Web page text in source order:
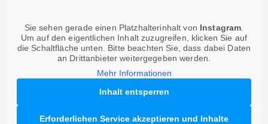
Sie sehen gerade einen Platzhalterinhalt von Instagram
Um auf den eigentlichen Inhalt zuzugreifen, klicken Sie auf
die Schaltfläche unten. Bitte beachten Sie, dass dabei Daten
an Drittanbieter weitergegeben werden.
Mehr Informationen
Inhalt entsperren
Erforderlichen Service akzeptieren und Inhalte